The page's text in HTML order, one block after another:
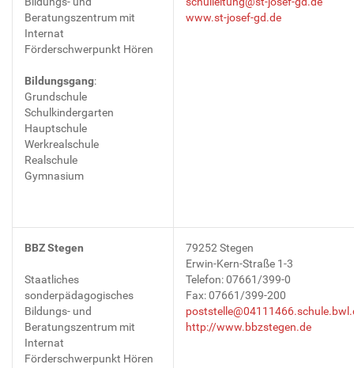
Beratungszentrum mit
Internat
Förderschwerpunkt Hören
Bildungsgang:
Grundschule
Schulkindergarten
Hauptschule
Werkrealschule
Realschule
Gymnasium
www.st-josef-gd.de
BBZ Stegen
Staatliches
sonderpädagogisches
Bildungs- und
Beratungszentrum mit
Internat
Förderschwerpunkt Hören
79252 Stegen
Erwin-Kern-Straße 1-3
Telefon: 07661/399-0
Fax: 07661/399-200
http://www.bbzstegen.de